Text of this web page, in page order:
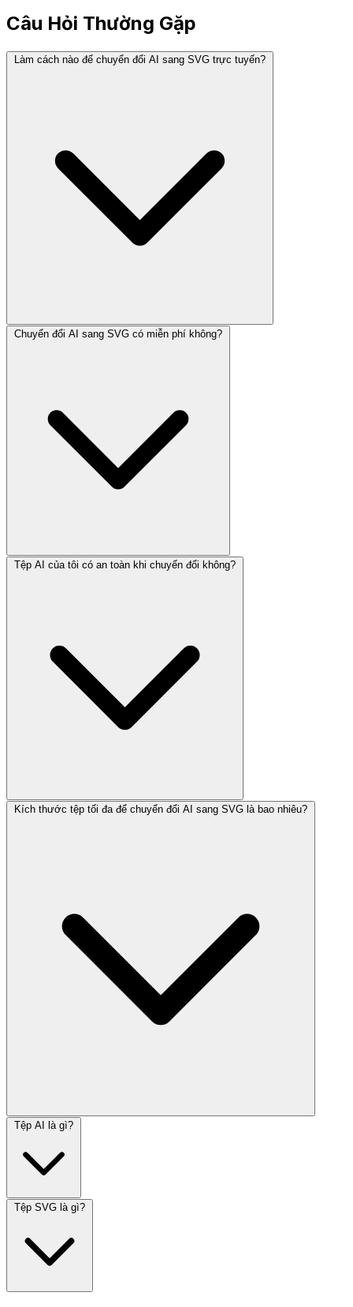
Câu Hỏi Thường Gặp
Làm cách nào để chuyển đổi AI sang SVG trực tuyến?
Chuyển đổi AI sang SVG có miễn phí không?
Tệp AI của tôi có an toàn khi chuyển đổi không?
Kích thước tệp tối đa để chuyển đổi AI sang SVG là bao nhiêu?
Tệp AI là gì?
Tệp SVG là gì?